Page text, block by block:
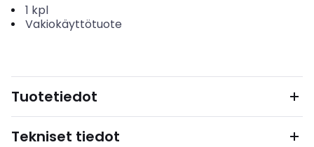
1 kpl
Vakiokäyttötuote
Tuotetiedot
Tekniset tiedot